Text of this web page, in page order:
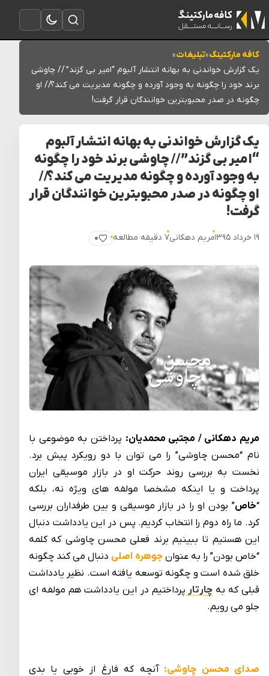
باز کردن منو
تغییر به حالت تاریک
باز کردن جستجو
کافه مارکتینگ»تبلیغات»
یک گزارش خواندنی به بهانه انتشار آلبوم “امیر بی گزند” // چاوشی
برند خود را چگونه به وجود آورده و چگونه مدیریت می کند؟// او
چگونه در صدر محبوبترین خوانندگان قرار گرفت!
یک گزارش خواندنی به بهانه انتشار آلبوم
“امیر بی گزند” // چاوشی برند خود را چگونه
به وجود آورده و چگونه مدیریت می کند؟//
او چگونه در صدر محبوبترین خوانندگان قرار
گرفت!
۱۹ خرداد ۱۳۹۵ مریم دهکانی۷ دقیقه مطالعه ۰
پسندیدن
مریم دهکانی / مجتبی محمدیان: پرداختن به موضوعی با
نام “محسن چاوشی” را می توان با دو رویکرد پیش برد.
نخست به بررسی روند حرکت او در بازار موسیقی ایران
پرداخت و یا اینکه مشخصا مولفه های ویژه نه، بلکه
“خاص” بودن او را در بازار موسیقی و بین طرفداران بررسی
کرد. ما راه دوم را انتخاب کردیم. پس در این یادداشت دنبال
این هستیم تا ببینیم برند فعلی محسن چاوشی که کلمه
“خاص بودن” را به عنوان جوهره اصلی دنبال می کند چگونه
خلق شده است و چگونه توسعه یافته است. نظیر یادداشت
قبلی که بهچارتار پرداختیم در این یادداشت هم مولفه ای
جلو می رویم.
صدای محسن چاوشی:آنچه که فارغ از خوبی یا بدی